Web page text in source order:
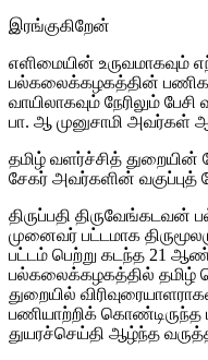
இரங்குகிறேன்
எளிமையின் உருவமாகவும்
பல்கலைக்கழகத்தின்
வாயிலாகவும் நேரிலும்
பா. ஆ முனுசாமி அவர்கள்
தமிழ் வளர்ச்சித்
சேகர் அவர்களின் வகுப்புத்
திருப்பதி
முனைவர் பட்டமாக
பட்டம் பெற்று கடந்த 21
பல்கலைக்கழகத்தில் தமிழ்
துறையில்
பணியாற்றிக்
துயரச்செய்தி ஆழ்ந்த